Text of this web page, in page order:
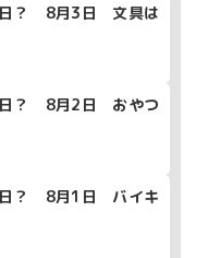
日？ 8月3日 文具は
日？ 8月2日 おやつ
日？ 8月1日 バイキ